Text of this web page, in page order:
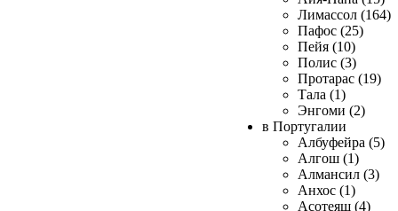
Лимассол (164)
Пафос (25)
Пейя (10)
Полис (3)
Протарас (19)
Тала (1)
Энгоми (2)
в Португалии
Албуфейра (5)
Алгош (1)
Алмансил (3)
Анхос (1)
Асотеяш (4)